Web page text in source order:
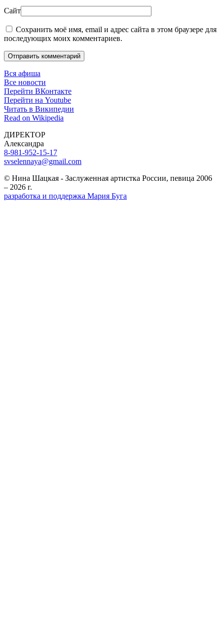
Сайт
Сохранить моё имя, email и адрес сайта в этом браузере для
последующих моих комментариев.
Отправить комментарий
Вся афиша
Все новости
Перейти ВКонтакте
Перейти на Youtube
Читать в Википедии
Read on Wikipedia
ДИРЕКТОР
Александра
8-981-952-15-17
svselennaya@gmail.com
© Нина Шацкая - Заслуженная артистка России, певица 2006
– 2026 г.
разработка и поддержка Мария Буга